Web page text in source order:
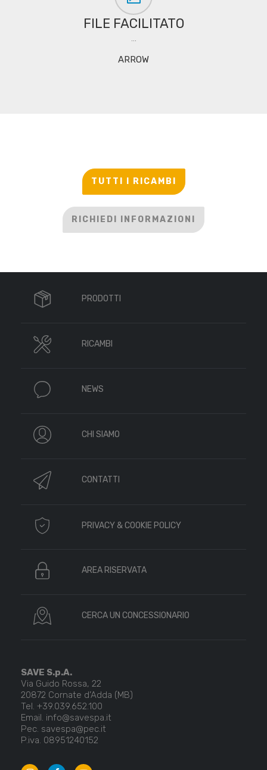
FILE FACILITATO
...
ARROW
TUTTI I RICAMBI
RICHIEDI INFORMAZIONI
PRODOTTI
RICAMBI
NEWS
CHI SIAMO
CONTATTI
PRIVACY & COOKIE POLICY
AREA RISERVATA
CERCA UN CONCESSIONARIO
SAVE S.p.A.
Via Guido Rossa, 22
20872 Cornate d’Adda (MB)
Tel. +39.039.652.100
Email. info@savespa.it
Pec. savespa@pec.it
P.iva. 08951240152